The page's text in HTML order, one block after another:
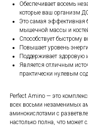
Обеспечивает восемь
которые ваш организм
Это самая эффективная
мышечной массы и
Способствует быстрому
Повышает уровень
Поддерживает
Является отличным
практически нулевым
Perfect Amino — это
всех восьми незаменимых
аминокислотами с
настолько полна, что